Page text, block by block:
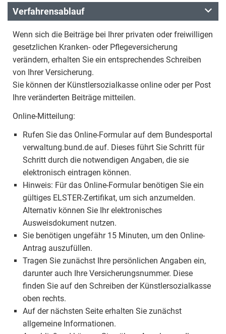
Verfahrensablauf
Wenn sich die Beiträge bei Ihrer privaten oder freiwilligen
gesetzlichen Kranken- oder Pflegeversicherung
verändern, erhalten Sie ein entsprechendes Schreiben
von Ihrer Versicherung.
Sie können der Künstlersozialkasse online oder per Post
Ihre veränderten Beiträge mitteilen.
Online-Mitteilung:
Rufen Sie das Online-Formular auf dem Bundesportal
verwaltung.bund.de auf. Dieses führt Sie Schritt für
Schritt durch die notwendigen Angaben, die sie
elektronisch eintragen können.
Hinweis: Für das Online-Formular benötigen Sie ein
gültiges ELSTER-Zertifikat, um sich anzumelden.
Alternativ können Sie Ihr elektronisches
Ausweisdokument nutzen.
Sie benötigen ungefähr 15 Minuten, um den Online-
Antrag auszufüllen.
Tragen Sie zunächst Ihre persönlichen Angaben ein,
darunter auch Ihre Versicherungsnummer. Diese
finden Sie auf den Schreiben der Künstlersozialkasse
oben rechts.
Auf der nächsten Seite erhalten Sie zunächst
allgemeine Informationen.